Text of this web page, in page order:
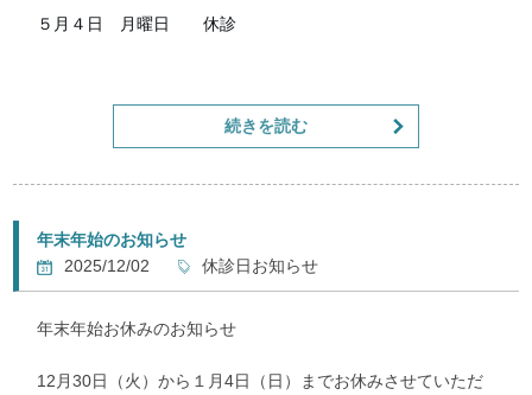
５月４日　月曜日　　休診
５月６日　水曜日　　午前のみ診察
上記の日程で診察いたします
5日の火曜日は受付スタッフも鍼灸師も休ませて院長が1人で
営業します
休を与えるためにも）
祝日は4日の月曜日だけ完全に休診しますが
続きを読む
年末年始のお知らせ
2025/12/02
休診日お知らせ
年末年始お休みのお知らせ
12月30日（火）から１月4日（日）までお休みさせていただ